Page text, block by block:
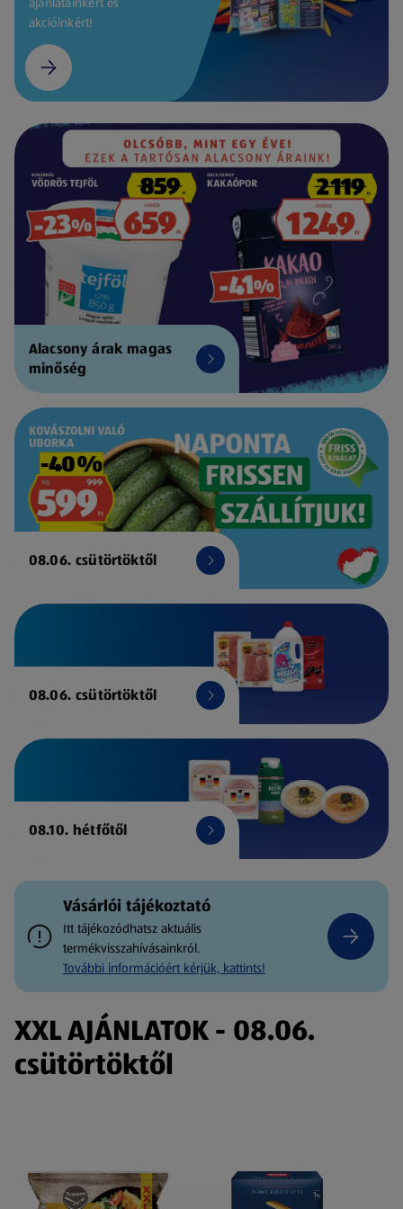
akcióinkért!
Alacsony árak magas
minőség
08.06. csütörtöktől
08.06. csütörtöktől
08.10. hétfőtől
Vásárlói tájékoztató
Itt tájékozódhatsz aktuális
termékvisszahívásainkról.
További információért kérjük, kattints!
XXL AJÁNLATOK - 08.06.
csütörtöktől